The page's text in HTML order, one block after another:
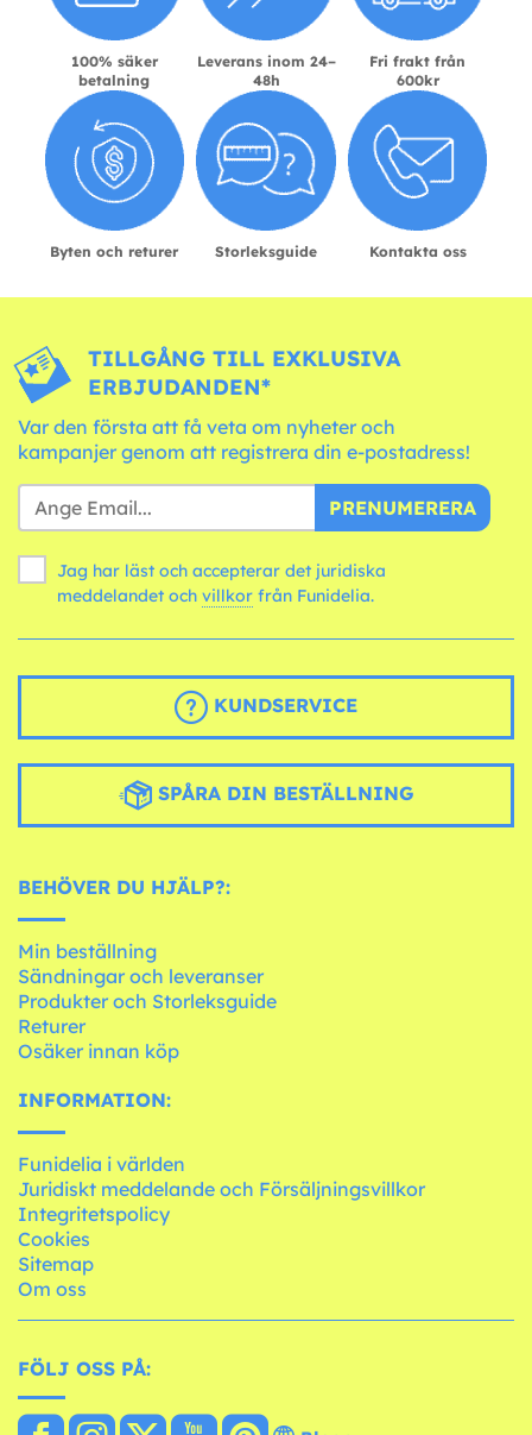
100% säker
betalning
Leverans inom 24–
48h
Fri frakt från
600kr
Byten och returer Storleksguide Kontakta oss
TILLGÅNG TILL EXKLUSIVA
ERBJUDANDEN*
Var den första att få veta om nyheter och
kampanjer genom att registrera din e-postadress!
PRENUMERERA
Jag har läst och accepterar det juridiska
meddelandet och villkor från Funidelia.
KUNDSERVICE
SPÅRA DIN BESTÄLLNING
BEHÖVER DU HJÄLP?:
Min beställning
Sändningar och leveranser
Produkter och Storleksguide
Returer
Osäker innan köp
INFORMATION:
Funidelia i världen
Juridiskt meddelande och Försäljningsvillkor
Integritetspolicy
Cookies
Sitemap
Om oss
FÖLJ OSS PÅ: